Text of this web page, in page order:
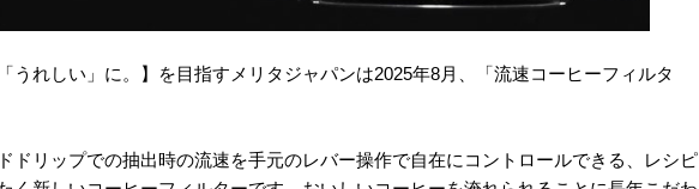
うれしい」に。】を目指すメリタジャパンは2025年8月、「流速コーヒーフィルタ
ドリップでの抽出時の流速を手元のレバー操作で自在にコントロールできる、レシピ